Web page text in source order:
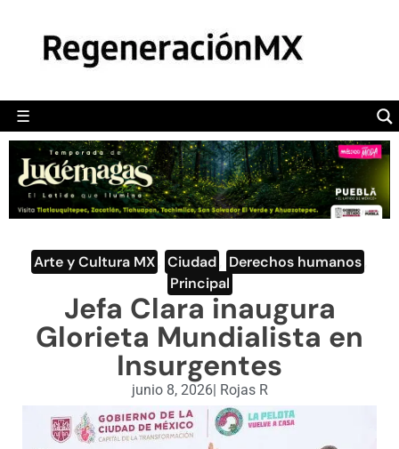
☰
POLÍTICA
CAMALEÓN
OPINIÓN
DEPORTES
ENGLISH SECTION
VIDEOS
Arte y Cultura MX Ciudad Derechos humanos
Principal
Jefa Clara inaugura
Glorieta Mundialista en
Insurgentes
junio 8, 2026| Rojas R